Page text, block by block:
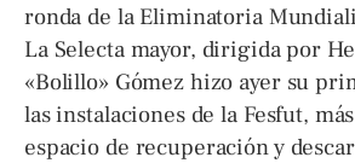
ronda de la Eliminatoria
La Selecta mayor, dirigida por
«Bolillo» Gómez hizo ayer su
las instalaciones de la Fesfut,
espacio de recuperación y